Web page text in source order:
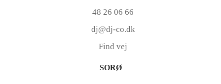
48 26 06 66
dj@dj-co.dk
Find vej
SORØ